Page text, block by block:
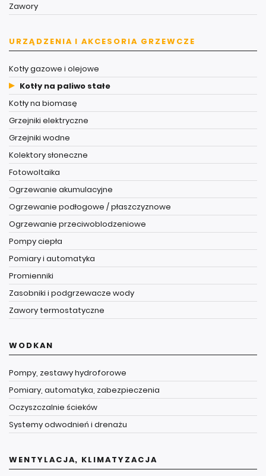
Zawory
URZĄDZENIA I AKCESORIA GRZEWCZE
Kotły gazowe i olejowe
Kotły na paliwo stałe
Kotły na biomasę
Grzejniki elektryczne
Grzejniki wodne
Kolektory słoneczne
Fotowoltaika
Ogrzewanie akumulacyjne
Ogrzewanie podłogowe / płaszczyznowe
Ogrzewanie przeciwoblodzeniowe
Pompy ciepła
Pomiary i automatyka
Promienniki
Zasobniki i podgrzewacze wody
Zawory termostatyczne
WODKAN
Pompy, zestawy hydroforowe
Pomiary, automatyka, zabezpieczenia
Oczyszczalnie ścieków
Systemy odwodnień i drenażu
WENTYLACJA, KLIMATYZACJA